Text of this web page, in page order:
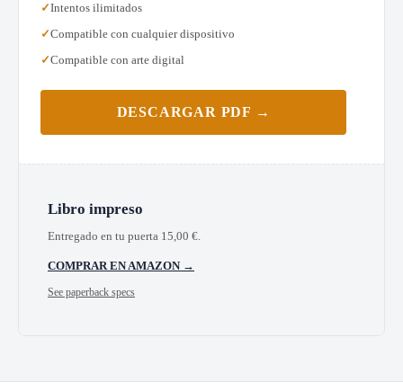
Intentos ilimitados
Compatible con cualquier dispositivo
Compatible con arte digital
DESCARGAR PDF →
Libro impreso
Entregado en tu puerta 15,00 €.
COMPRAR EN AMAZON →
See paperback specs